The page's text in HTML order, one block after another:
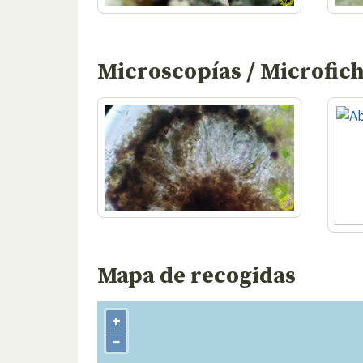
Microscopías /
Mapa de recogidas
+
−